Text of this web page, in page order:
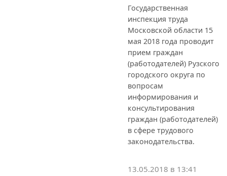
Государственная
инспекция труда
Московской области 15
мая 2018 года проводит
прием граждан
(работодателей) Рузского
городского округа по
вопросам
информирования и
консультирования
граждан (работодателей)
в сфере трудового
законодательства.
13.05.2018 в 13:41